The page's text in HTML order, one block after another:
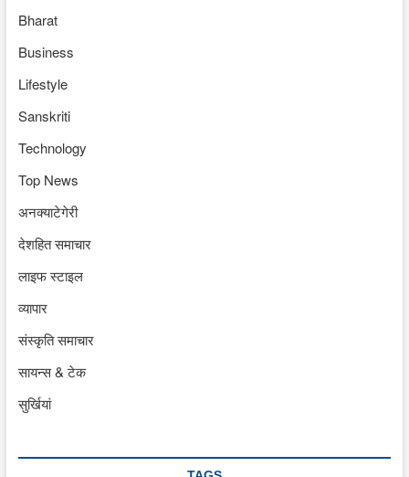
Bharat
Business
Lifestyle
Sanskriti
Technology
Top News
अनक्याटेगेरी
देशहित समाचार
लाइफ स्टाइल
व्यापार
संस्कृति समाचार
सायन्स & टेक
सुर्खियां